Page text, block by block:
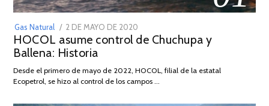
Gas Natural
POSTED
ON
2 DE MAYO DE 2020
DE
2026
HOCOL asume control de Chuchupa y
Ballena: Historia
Desde el primero de mayo de 2022, HOCOL, filial de la estatal
Ecopetrol, se hizo al control de los campos …